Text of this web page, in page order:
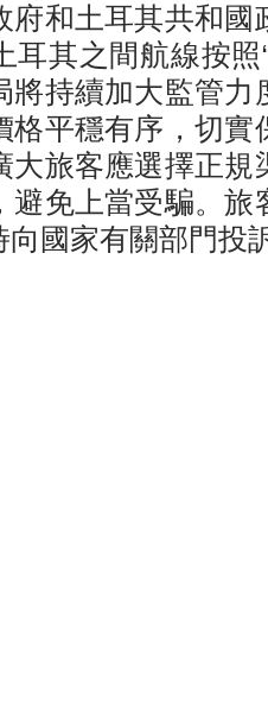
府和土耳其共和
耳其之間航線按照
將持續加大監管力
格平穩有序，切實
大旅客應選擇正規
避免上當受騙。旅
國家有關部門投